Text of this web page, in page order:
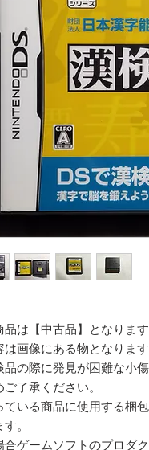
品は【中古品】となります
は画像にある物となります
品の際に発見が困難な小
了承ください。
ている商品に使用する梱
。
合ゲームソフトのプロダ